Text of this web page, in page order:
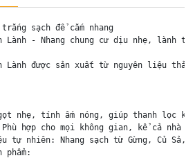
sạch để cắm nhang
Lành - Nhang chung cư dịu nhẹ, lành
Lành được sản xuất từ nguyên liệu
nhẹ, tính ấm nóng, giúp thanh lọc
Phù hợp cho mọi không gian, kể cả
tự nhiên: Nhang sạch từ Gừng, Củ Sả,